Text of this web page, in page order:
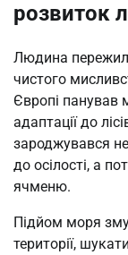
розвиток
Людина
чистого
Європі панував
адаптації до
зароджувався
до осілості, а
ячменю.
Підйом моря
території,